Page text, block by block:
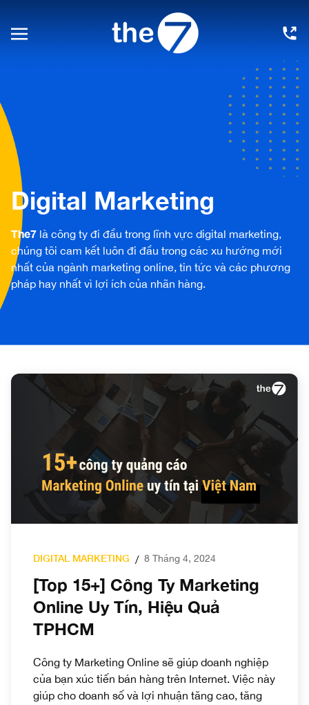
Digital Marketing
The7 là công ty đi đầu trong lĩnh vực digital marketing,
chúng tôi cam kết luôn đi đầu trong các xu hướng mới
nhất của ngành marketing online, tin tức và các phương
pháp hay nhất vì lợi ích của nhãn hàng.
DIGITAL MARKETING / 8 Tháng 4, 2024
[Top 15+] Công Ty Marketing
Online Uy Tín, Hiệu Quả
TPHCM
Công ty Marketing Online sẽ giúp doanh nghiệp
của bạn xúc tiến bán hàng trên Internet. Việc này
giúp cho doanh số và lợi nhuận tăng cao, tăng